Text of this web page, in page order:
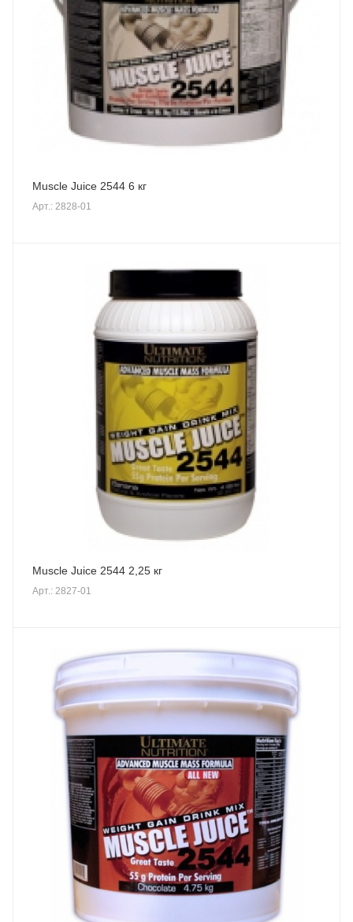
Muscle Juice 2544 6 кг
Арт.: 2828-01
Muscle Juice 2544 2,25 кг
Арт.: 2827-01